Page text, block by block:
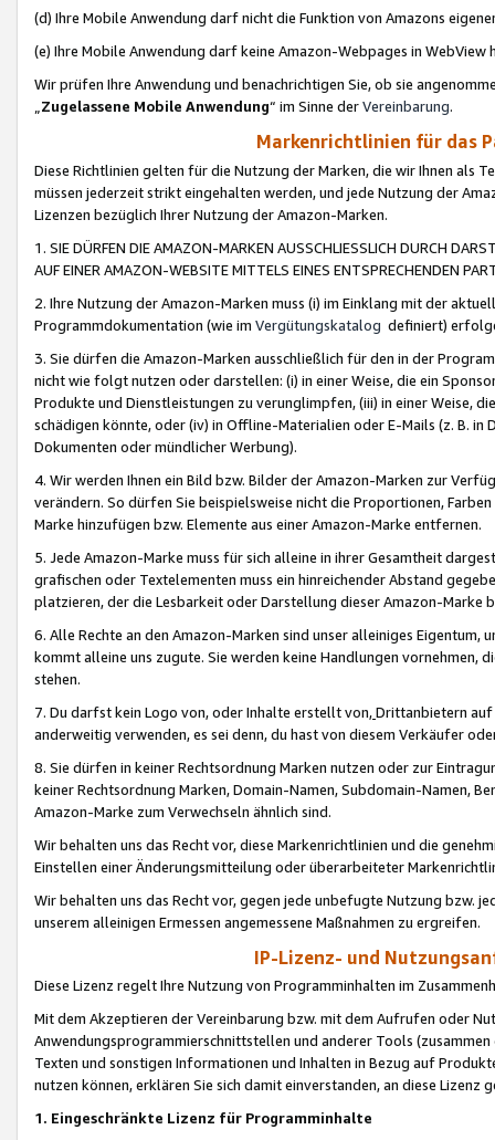
(d) Ihre Mobile Anwendung darf nicht die Funktion von Amazons
(e) Ihre Mobile Anwendung darf keine Amazon-Webpages in WebView
Wir prüfen Ihre Anwendung und benachrichtigen Sie, ob sie
„Zugelassene Mobile Anwendung“ im Sinne derVereinbarung.
Markenrichtlinien für das
Diese Richtlinien gelten für die Nutzung der Marken, die wir Ihnen als
müssen jederzeit strikt eingehalten werden, und jede Nutzung der
Lizenzen bezüglich Ihrer Nutzung der Amazon-Marken.
1. SIE DÜRFEN DIE AMAZON-MARKEN AUSSCHLIESSLICH DURCH
AUF EINER AMAZON-WEBSITE MITTELS EINES ENTSPRECHENDEN
2. Ihre Nutzung der Amazon-Marken muss (i) im Einklang mit der
Programmdokumentation (wie im Vergütungskatalog definiert)
3. Sie dürfen die Amazon-Marken ausschließlich für den in der
nicht wie folgt nutzen oder darstellen: (i) in einer Weise, die ein
Produkte und Dienstleistungen zu verunglimpfen, (iii) in einer Weise,
schädigen könnte, oder (iv) in Offline-Materialien oder E-Mails (z. B. in
Dokumenten oder mündlicher Werbung).
4. Wir werden Ihnen ein Bild bzw. Bilder der Amazon-Marken zur
verändern. So dürfen Sie beispielsweise nicht die Proportionen,
Marke hinzufügen bzw. Elemente aus einer Amazon-Marke entfernen.
5. Jede Amazon-Marke muss für sich alleine in ihrer Gesamtheit
grafischen oder Textelementen muss ein hinreichender Abstand
platzieren, der die Lesbarkeit oder Darstellung dieser Amazon-Marke
6. Alle Rechte an den Amazon-Marken sind unser alleiniges
kommt alleine uns zugute. Sie werden keine Handlungen vornehmen,
stehen.
7. Du darfst kein Logo von, oder Inhalte erstellt von,Drittanbietern auf
anderweitig verwenden, es sei denn, du hast von diesem Verkäufer
8. Sie dürfen in keiner Rechtsordnung Marken nutzen oder zur
keiner Rechtsordnung Marken, Domain-Namen, Subdomain-Namen,
Amazon-Marke zum Verwechseln ähnlich sind.
Wir behalten uns das Recht vor, diese Markenrichtlinien und die
Einstellen einer Änderungsmitteilung oder überarbeiteter
Wir behalten uns das Recht vor, gegen jede unbefugte Nutzung bzw.
unserem alleinigen Ermessen angemessene Maßnahmen zu ergreifen.
IP-Lizenz- und
Diese Lizenz regelt Ihre Nutzung von Programminhalten im
Mit dem Akzeptieren der Vereinbarung bzw. mit dem Aufrufen oder
Anwendungsprogrammierschnittstellen und anderer Tools (zusammen
Texten und sonstigen Informationen und Inhalten in Bezug auf
nutzen können, erklären Sie sich damit einverstanden, an diese Lizenz
1. Eingeschränkte Lizenz für Programminhalte